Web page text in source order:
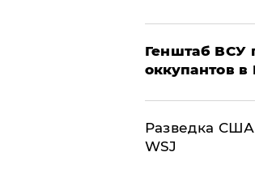
Генштаб ВСУ
оккупантов
Разведка
WSJ